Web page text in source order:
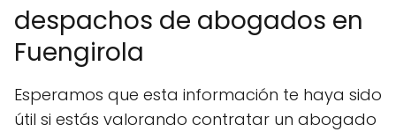
despachos de abogados en
Fuengirola
Esperamos que esta información te haya sido
útil si estás valorando contratar un abogado